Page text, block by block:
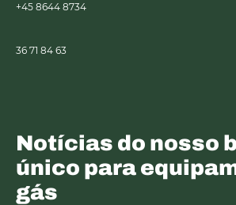
+45 8644 8734
36 71 84 63
Notícias do nosso
único para
gás